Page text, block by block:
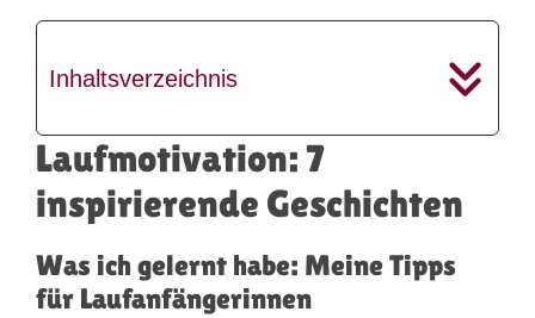
Inhaltsverzeichnis
Laufmotivation: 7
inspirierende Geschichten
Was ich gelernt habe: Meine Tipps
für Laufanfängerinnen